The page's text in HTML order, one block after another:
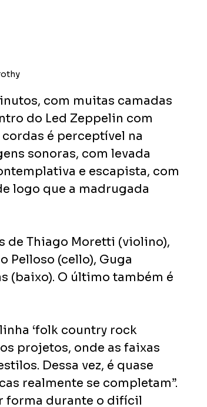
com muitas camadas
do Led Zeppelin com
cordas é perceptível na
sonoras, com levada
e escapista, com
logo que a madrugada
de Thiago Moretti (violino),
Pelloso (cello), Guga
(baixo). O último também é
‘folk country rock
projetos, onde as faixas
Dessa vez, é quase
realmente se completam”.
forma durante o difícil